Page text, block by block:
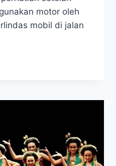
motor oleh
mobil di jalan